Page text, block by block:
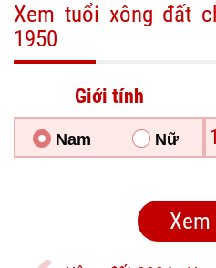
Xem tuổi xông đất
1950
Giới tính
Nam Nữ